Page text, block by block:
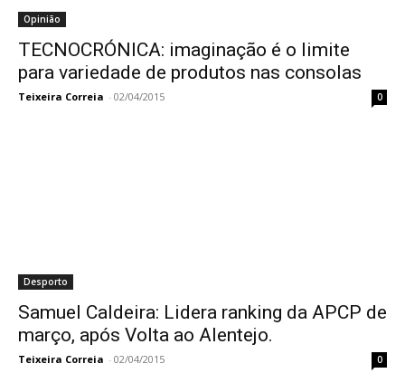
Opinião
TECNOCRÓNICA: imaginação é o limite
para variedade de produtos nas consolas
Teixeira Correia - 02/04/2015 0
Desporto
Samuel Caldeira: Lidera ranking da APCP de
março, após Volta ao Alentejo.
Teixeira Correia - 02/04/2015 0